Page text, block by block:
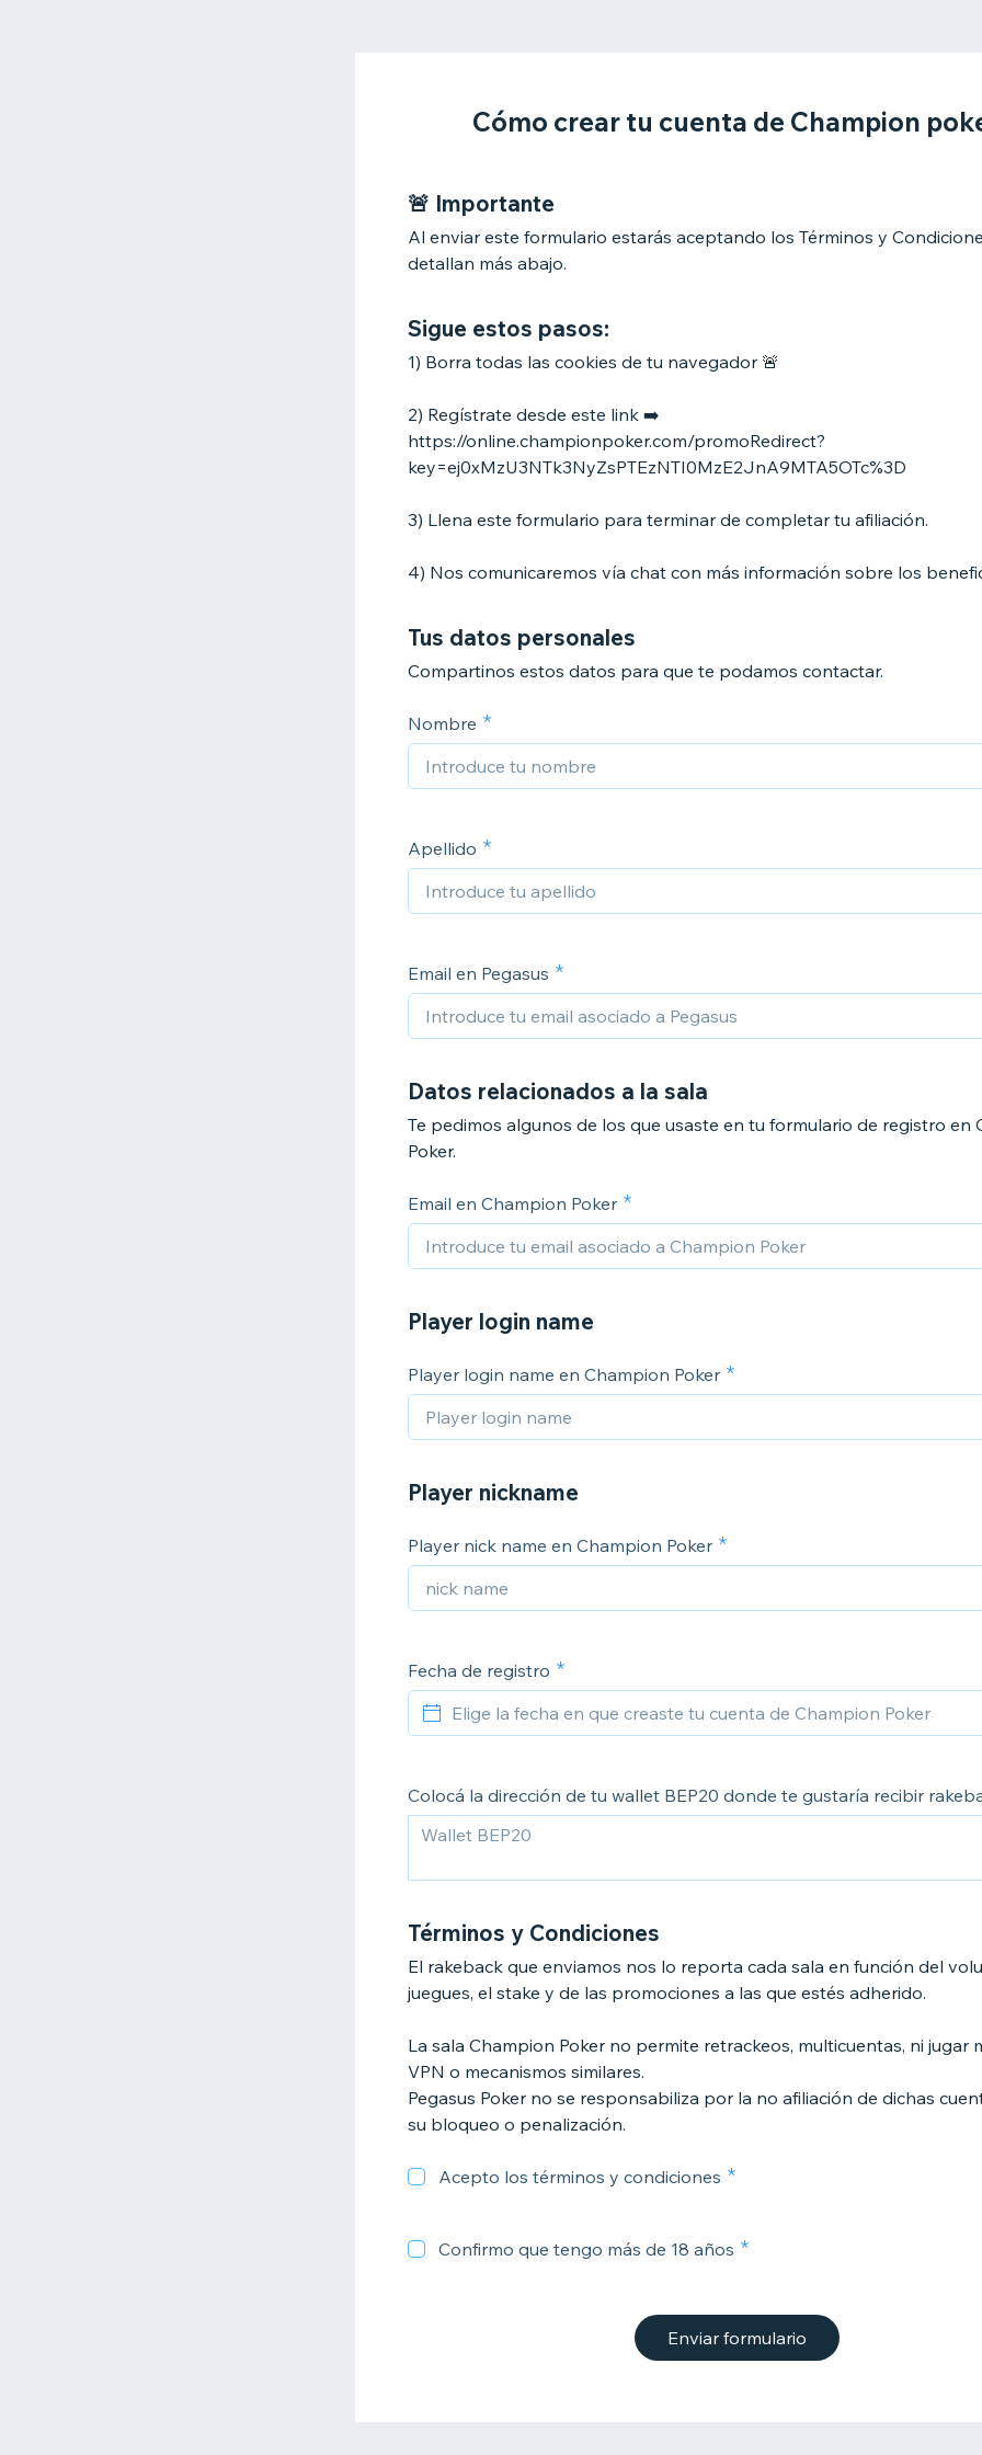
Cómo crear tu cuenta de Champion
🚨 Importante
Al enviar este formulario estarás aceptando los Términos y
detallan más abajo.
Sigue estos pasos:
1) Borra todas las cookies de tu navegador 🚨
2) Regístrate desde este link ➡️
https://online.championpoker.com/promoRedirect?
key=ej0xMzU3NTk3NyZsPTEzNTI0MzE2JnA9MTA5OTc%3D
3) Llena este formulario para terminar de completar tu afiliación.
4) Nos comunicaremos vía chat con más información sobre los
Tus datos personales
Compartinos estos datos para que te podamos contactar.
Nombre
Apellido
Email en Pegasus
Datos relacionados a la sala
Te pedimos algunos de los que usaste en tu formulario de registro en
Poker.
Email en Champion Poker
Player login name
Player login name en Champion Poker
Player nickname
Player nick name en Champion Poker
Fecha de registro
Colocá la dirección de tu wallet BEP20 donde te gustaría recibir
Términos y Condiciones
El rakeback que enviamos nos lo reporta cada sala en función del
juegues, el stake y de las promociones a las que estés adherido.
La sala Champion Poker no permite retrackeos, multicuentas, ni jugar
VPN o mecanismos similares.
Pegasus Poker no se responsabiliza por la no afiliación de dichas
su bloqueo o penalización.
Acepto los términos y condiciones
Confirmo que tengo más de 18 años
Enviar formulario